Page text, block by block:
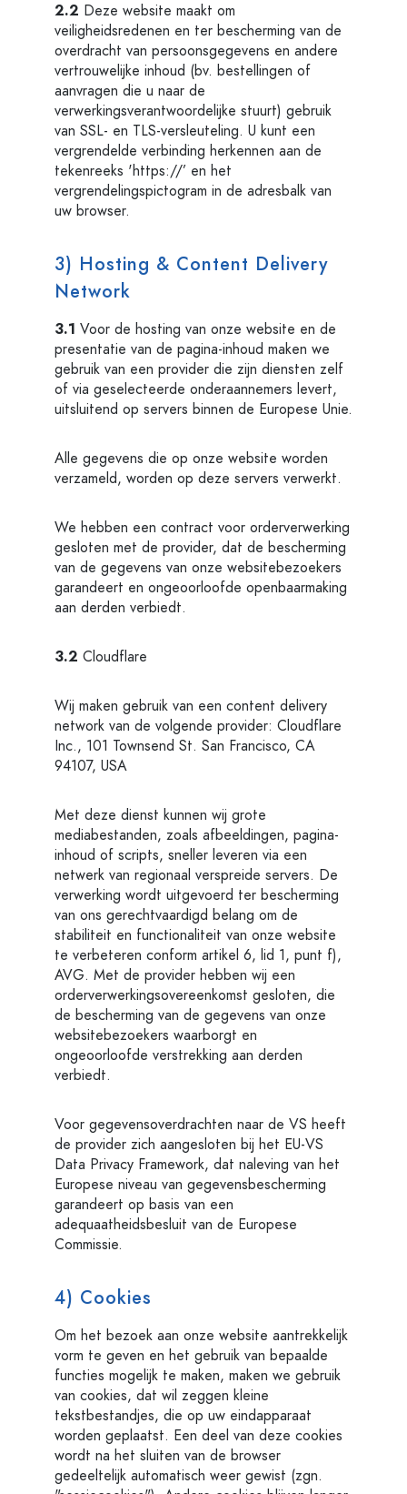
2.2 Deze website maakt om
veiligheidsredenen en ter bescherming van de
overdracht van persoonsgegevens en andere
vertrouwelijke inhoud (bv. bestellingen of
aanvragen die u naar de
verwerkingsverantwoordelijke stuurt) gebruik
van SSL- en TLS-versleuteling. U kunt een
vergrendelde verbinding herkennen aan de
tekenreeks 'https://’ en het
vergrendelingspictogram in de adresbalk van
uw browser.
3) Hosting & Content Delivery
Network
3.1 Voor de hosting van onze website en de
presentatie van de pagina-inhoud maken we
gebruik van een provider die zijn diensten zelf
of via geselecteerde onderaannemers levert,
uitsluitend op servers binnen de Europese Unie.
Alle gegevens die op onze website worden
verzameld, worden op deze servers verwerkt.
We hebben een contract voor orderverwerking
gesloten met de provider, dat de bescherming
van de gegevens van onze websitebezoekers
garandeert en ongeoorloofde openbaarmaking
aan derden verbiedt.
3.2 Cloudflare
Wij maken gebruik van een content delivery
network van de volgende provider: Cloudflare
Inc., 101 Townsend St. San Francisco, CA
94107, USA
Met deze dienst kunnen wij grote
mediabestanden, zoals afbeeldingen, pagina-
inhoud of scripts, sneller leveren via een
netwerk van regionaal verspreide servers. De
verwerking wordt uitgevoerd ter bescherming
van ons gerechtvaardigd belang om de
stabiliteit en functionaliteit van onze website
te verbeteren conform artikel 6, lid 1, punt f),
AVG. Met de provider hebben wij een
orderverwerkingsovereenkomst gesloten, die
de bescherming van de gegevens van onze
websitebezoekers waarborgt en
ongeoorloofde verstrekking aan derden
verbiedt.
Voor gegevensoverdrachten naar de VS heeft
de provider zich aangesloten bij het EU-VS
Data Privacy Framework, dat naleving van het
Europese niveau van gegevensbescherming
garandeert op basis van een
adequaatheidsbesluit van de Europese
Commissie.
4) Cookies
Om het bezoek aan onze website aantrekkelijk
vorm te geven en het gebruik van bepaalde
functies mogelijk te maken, maken we gebruik
van cookies, dat wil zeggen kleine
tekstbestandjes, die op uw eindapparaat
worden geplaatst. Een deel van deze cookies
wordt na het sluiten van de browser
gedeeltelijk automatisch weer gewist (zgn.